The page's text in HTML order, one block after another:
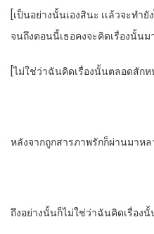
[เป็นอย่างนั้นเองสินะ​ เเล้วจะทํายั
จนถึงตอนนี้เธอคงจะคิดเรื่องนั้นม
[ไม่ใช่ว่าฉันคิดเรื่องนั้นตลอดสักห
หลังจากถูกสารภาพรักก็ผ่านมาหล
ถึงอย่างนั้นก็ไม่ใช่ว่าฉันคิดเรื่อง